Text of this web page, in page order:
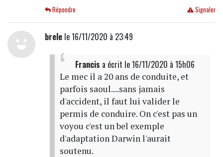
Signaler
Répondre
brelele 16/11/2020 à 23:49
Francis a écrit le 16/11/2020 à 15h06
Le mec il a 20 ans de conduite, et
parfois saoul....sans jamais
d'accident, il faut lui valider le
permis de conduire. On c'est pas un
voyou c'est un bel exemple
d'adaptation Darwin l'aurait
soutenu.